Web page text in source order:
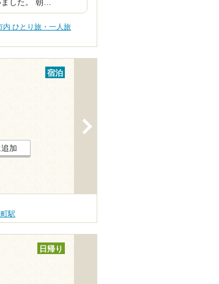
ました。 朝…
内 ひとり旅・一人旅
宿泊
加
駅
日帰り